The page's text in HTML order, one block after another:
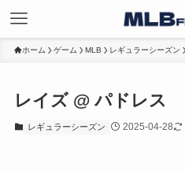
ホーム ゲーム MLB レギュラーシーズン
レイズ @ パドレス
レギュラーシーズン 2025-04-28